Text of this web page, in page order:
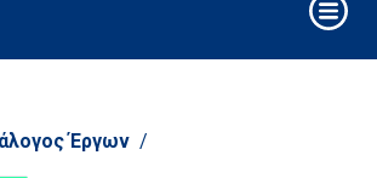
Έργων /